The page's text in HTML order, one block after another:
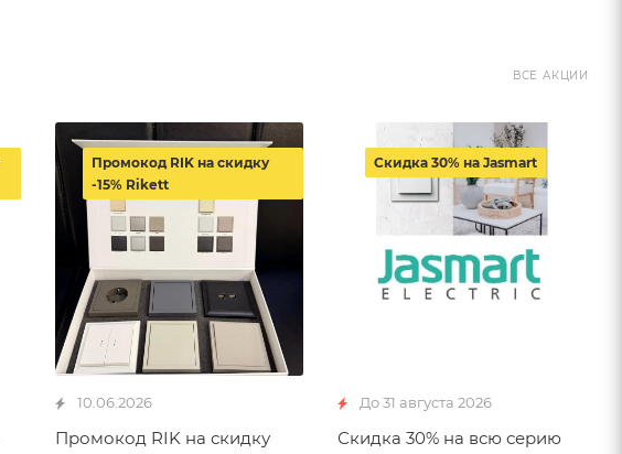
ВСЕ АКЦИИ
10.06.2026
Промокод RIK на скидку
Промокод RIK на скидку
-15% Rikett
До 31 августа 2026
Скидка 30% на всю серию
Скидка 30% на Jasmart